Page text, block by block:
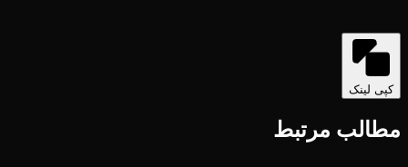
کپی لینک
مطالب مرتبط